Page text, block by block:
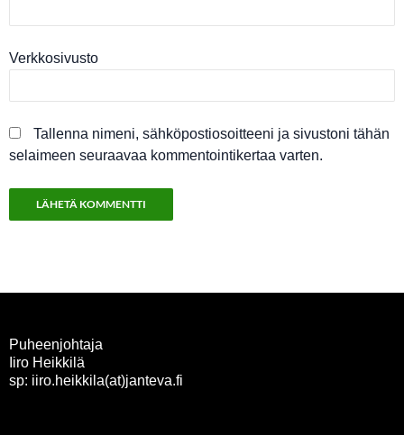
Verkkosivusto
Tallenna nimeni, sähköpostiosoitteeni ja sivustoni tähän
selaimeen seuraavaa kommentointikertaa varten.
Puheenjohtaja
Iiro Heikkilä
sp: iiro.heikkila(at)janteva.fi